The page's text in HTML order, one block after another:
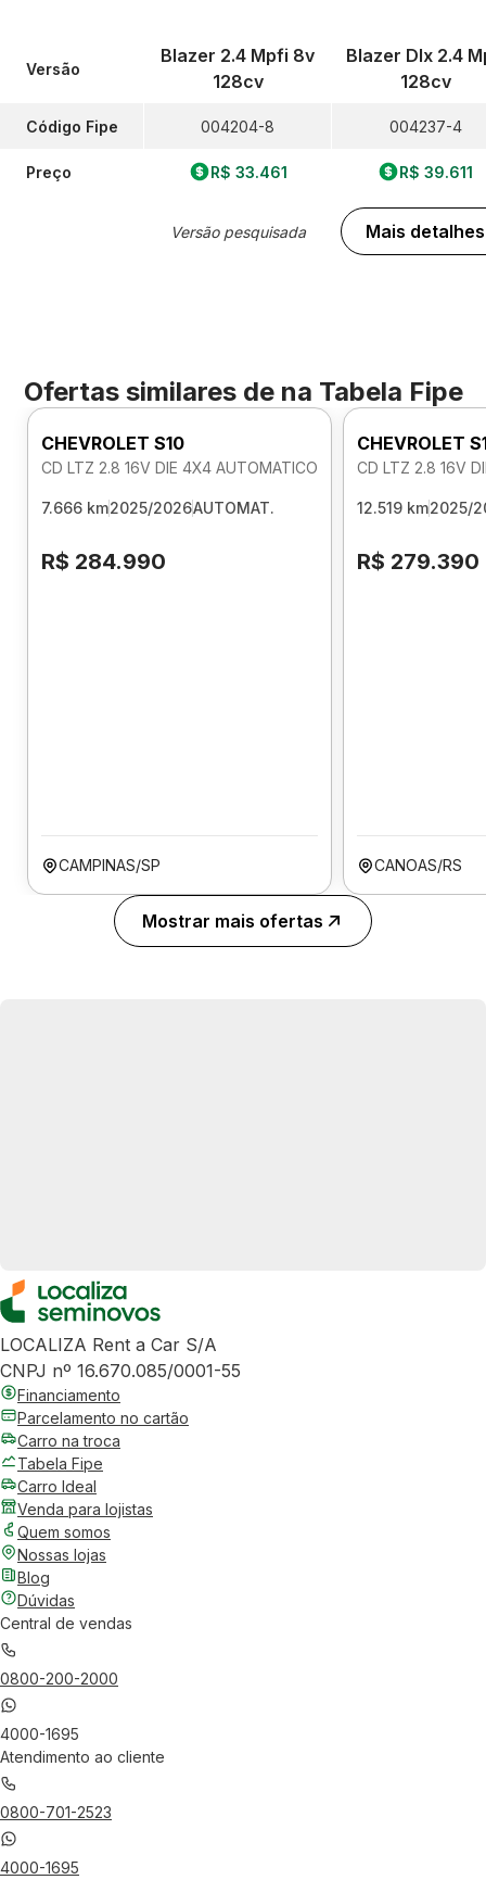
Versão
Código Fipe
Preço
Blazer 2.4 Mpfi 8v
128cv
004204-8
R$ 33.461
Versão pesquisada
Blazer Dlx 2.4
128cv
004237-4
R$ 39.611
Mais detalhes
Ofertas similares de na Tabela Fipe
CHEVROLET S10
CD LTZ 2.8 16V DIE 4X4 AUTOMATICO
7.666 km2025/2026AUTOMAT.
R$ 284.990
CAMPINAS/SP
CHEVROLET
CD LTZ 2.8 16V
12.519 km2025/
R$ 279.390
CANOAS/RS
Mostrar mais ofertas
LOCALIZA Rent a Car S/A
CNPJ nº 16.670.085/0001-55
Financiamento
Parcelamento no cartão
Carro na troca
Tabela Fipe
Carro Ideal
Venda para lojistas
Quem somos
Nossas lojas
Blog
Dúvidas
Central de vendas
0800-200-2000
4000-1695
Atendimento ao cliente
0800-701-2523
4000-1695